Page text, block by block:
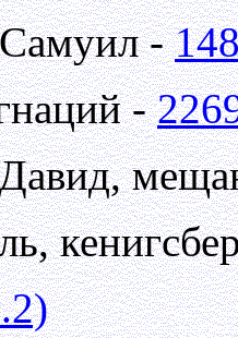
Самуил -
-
Давид,